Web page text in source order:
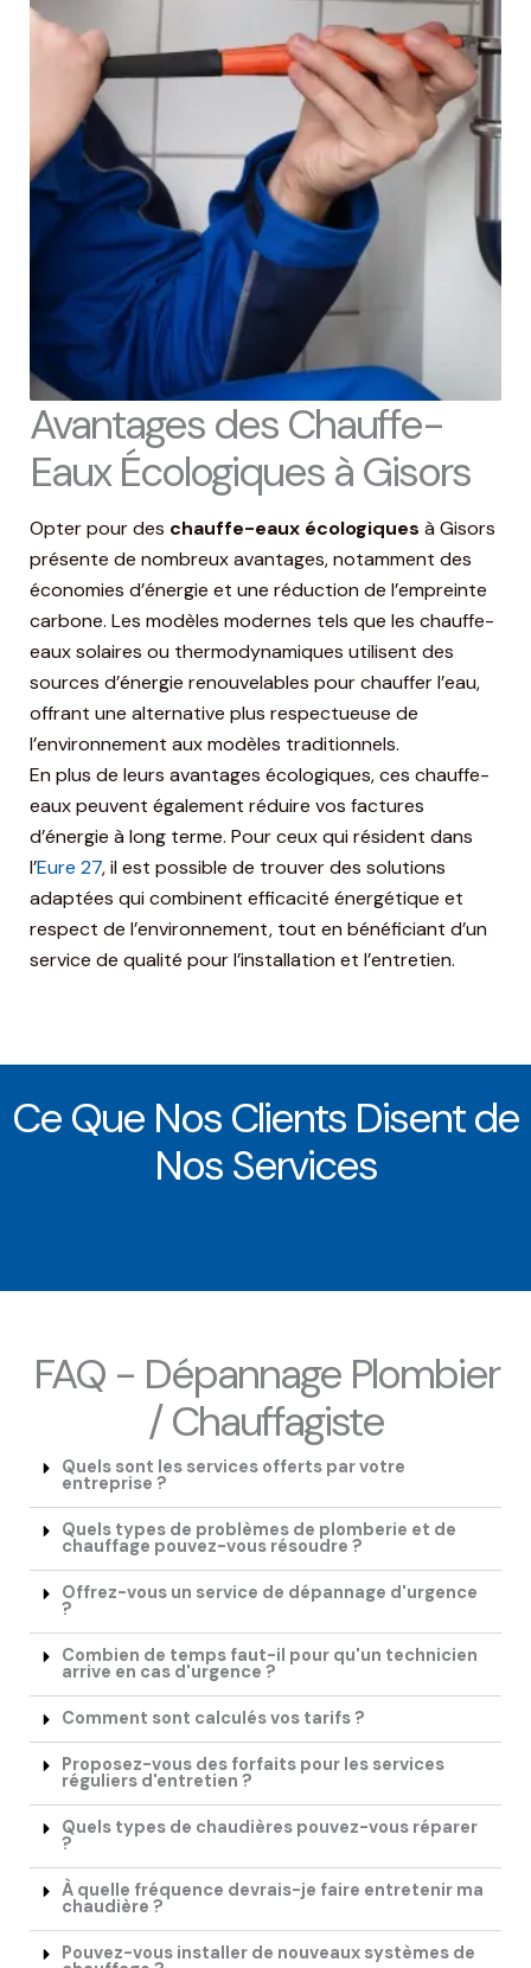
Avantages des Chauffe-
Eaux Écologiques à Gisors
Opter pour des chauffe-eaux écologiques à Gisors
présente de nombreux avantages, notamment des
économies d’énergie et une réduction de l’empreinte
carbone. Les modèles modernes tels que les chauffe-
eaux solaires ou thermodynamiques utilisent des
sources d’énergie renouvelables pour chauffer l’eau,
offrant une alternative plus respectueuse de
l’environnement aux modèles traditionnels.
En plus de leurs avantages écologiques, ces chauffe-
eaux peuvent également réduire vos factures
d’énergie à long terme. Pour ceux qui résident dans
l’Eure 27, il est possible de trouver des solutions
adaptées qui combinent efficacité énergétique et
respect de l’environnement, tout en bénéficiant d’un
service de qualité pour l’installation et l’entretien.
Ce Que Nos Clients Disent de
Nos Services
FAQ - Dépannage Plombier
/ Chauffagiste
Quels sont les services offerts par votre
entreprise ?
Quels types de problèmes de plomberie et de
chauffage pouvez-vous résoudre ?
Offrez-vous un service de dépannage d'urgence
?
Combien de temps faut-il pour qu'un technicien
arrive en cas d'urgence ?
Comment sont calculés vos tarifs ?
Proposez-vous des forfaits pour les services
réguliers d'entretien ?
Quels types de chaudières pouvez-vous réparer
?
À quelle fréquence devrais-je faire entretenir ma
chaudière ?
Pouvez-vous installer de nouveaux systèmes de